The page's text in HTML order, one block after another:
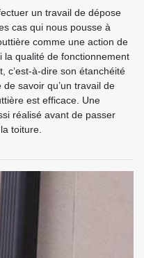
un travail de dépose
cas qui nous pousse à
comme une action de
la qualité de fonctionnement
c’est-à-dire son étanchéité
savoir qu’un travail de
est efficace. Une
réalisé avant de passer
toiture.